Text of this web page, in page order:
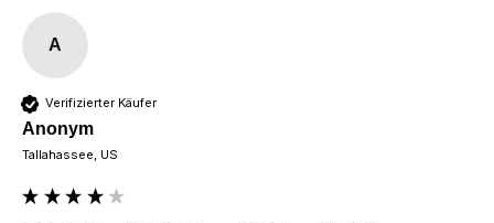
A
Verifizierter Käufer
Anonym
Tallahassee, US